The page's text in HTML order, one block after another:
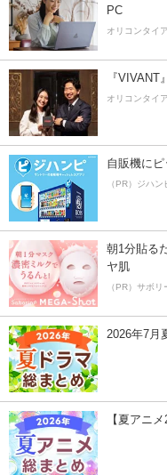
PC
オリコンタイ
『
オリコンタイ
自販機に
（PR）ジハン
朝1分貼る
ヤ肌
（PR）サボリ
2026年7月
【夏アニ